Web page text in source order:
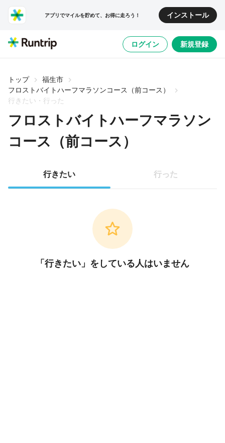
アプリでマイルを貯めて、お得に走ろう！ インストール
ログイン 新規登録
トップ
福生市
フロストバイトハーフマラソンコース（前コース）
行きたい・行った
フロストバイトハーフマラソン
コース（前コース）
行きたい 行った
「行きたい」をしている人はいません